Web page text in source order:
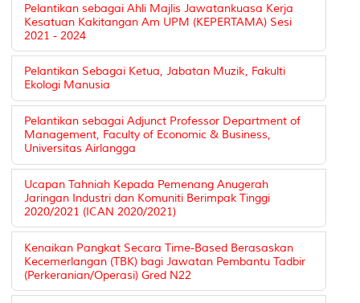
Pelantikan sebagai Ahli Majlis Jawatankuasa Kerja
Kesatuan Kakitangan Am UPM (KEPERTAMA) Sesi
2021 - 2024
Pelantikan Sebagai Ketua, Jabatan Muzik, Fakulti
Ekologi Manusia
Pelantikan sebagai Adjunct Professor Department of
Management, Faculty of Economic & Business,
Universitas Airlangga
Ucapan Tahniah Kepada Pemenang Anugerah
Jaringan Industri dan Komuniti Berimpak Tinggi
2020/2021 (ICAN 2020/2021)
Kenaikan Pangkat Secara Time-Based Berasaskan
Kecemerlangan (TBK) bagi Jawatan Pembantu Tadbir
(Perkeranian/Operasi) Gred N22